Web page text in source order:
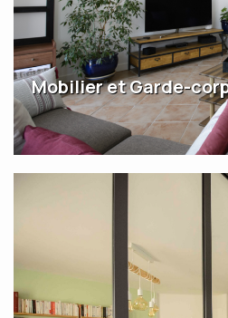
Mobilier et Garde-